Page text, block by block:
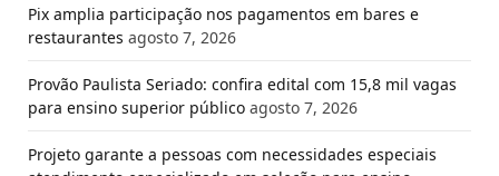
Pix amplia participação nos pagamentos em bares e
restaurantes agosto 7, 2026
Provão Paulista Seriado: confira edital com 15,8 mil vagas
para ensino superior público agosto 7, 2026
Projeto garante a pessoas com necessidades especiais